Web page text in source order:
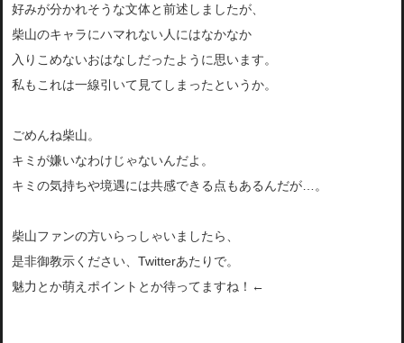
好みが分かれそうな文体と前述しましたが、
柴山のキャラにハマれない人にはなかなか
入りこめないおはなしだったように思います。
私もこれは一線引いて見てしまったというか。
ごめんね柴山。
キミが嫌いなわけじゃないんだよ。
キミの気持ちや境遇には共感できる点もあるんだが…。
柴山ファンの方いらっしゃいましたら、
是非御教示ください、Twitterあたりで。
魅力とか萌えポイントとか待ってますね！←